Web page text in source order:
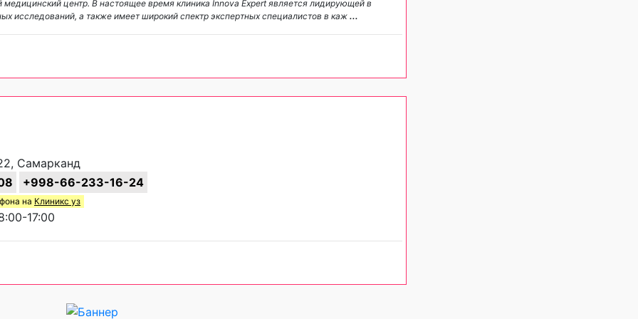
центр. В настоящее время клиника Innova Expert является лидирующей в
исследований, а также имеет широкий спектр экспертных специалистов в каж ...
Самарканд
+998-66-233-16-24
на Клиникс уз
17:00